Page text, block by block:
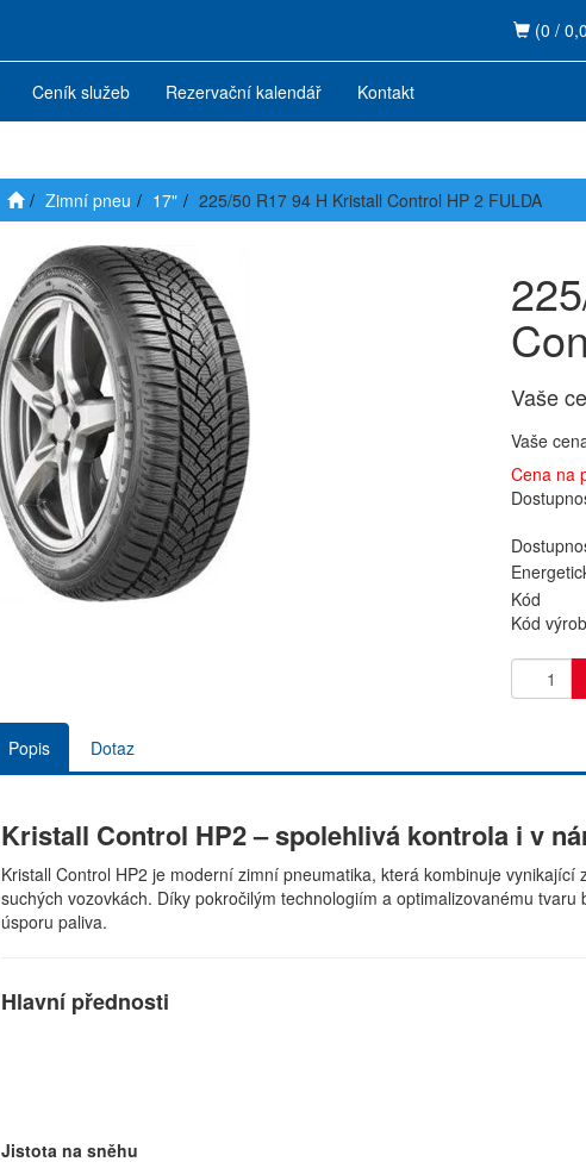
(0 /
Ceník služeb Rezervační kalendář Kontakt
Zimní pneu 17" 225/50 R17 94 H Kristall Control HP 2 FULDA
Vaše
Vaše
Cena na
Kód
Kód
Popis Dotaz
Kristall Control HP2 – spolehlivá kontrola i v
Kristall Control HP2 je moderní zimní pneumatika, která kombinuje
suchých vozovkách. Díky pokročilým technologiím a optimalizovanému
úsporu paliva.
Hlavní přednosti
Jistota na sněhu